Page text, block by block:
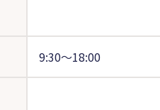
9:30〜18:00